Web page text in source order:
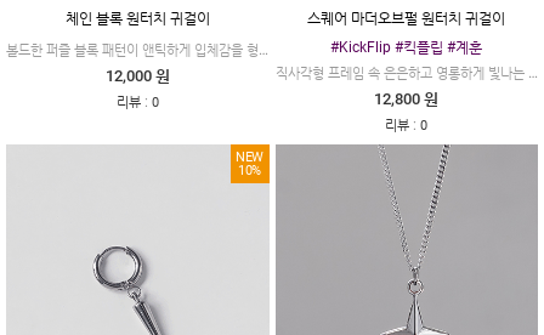
체인 블록 원터치 귀걸이
볼드한 퍼즐 블록 패턴이 앤틱하게 입체감을 형성하는 앤틱 체인 블록 실버 원터치 귀걸이입니다.
12,000 원
리뷰: 0
스퀘어 마더오브펄 원터치 귀걸이
#KickFlip #킥플립 #계훈
직사각형 프레임 속 은은하고 영롱하게 빛나는 천연 자개의 결이 고급스러운 스퀘어 자개 실버 원터치 귀걸이입니다.
12,800 원
리뷰 :0
NEW
10%